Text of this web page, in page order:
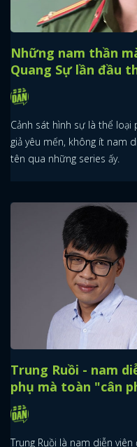
Những nam thần
Quang Sự lần đầu
Cảnh sát hình sự là thể
giả yêu mến, không ít nam
tên qua những series ấy.
Trung Ruồi - nam
phụ mà toàn "cân
Trung Ruồi là nam diễn